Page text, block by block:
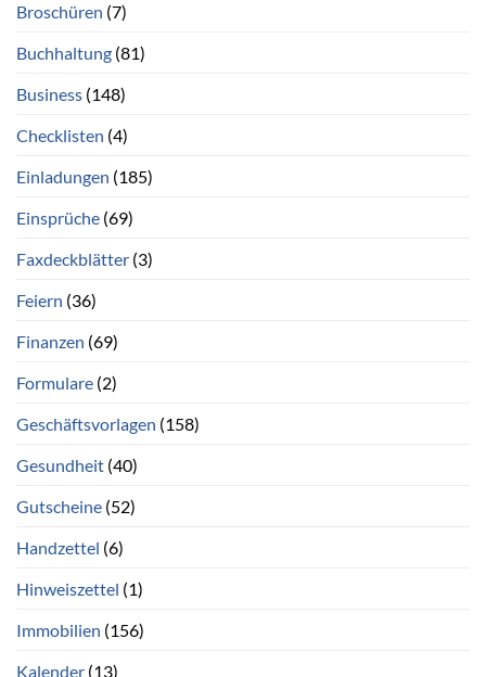
Broschüren (7)
Buchhaltung (81)
Business (148)
Checklisten (4)
Einladungen (185)
Einsprüche (69)
Faxdeckblätter (3)
Feiern (36)
Finanzen (69)
Formulare (2)
Geschäftsvorlagen (158)
Gesundheit (40)
Gutscheine (52)
Handzettel (6)
Hinweiszettel (1)
Immobilien (156)
Kalender (13)